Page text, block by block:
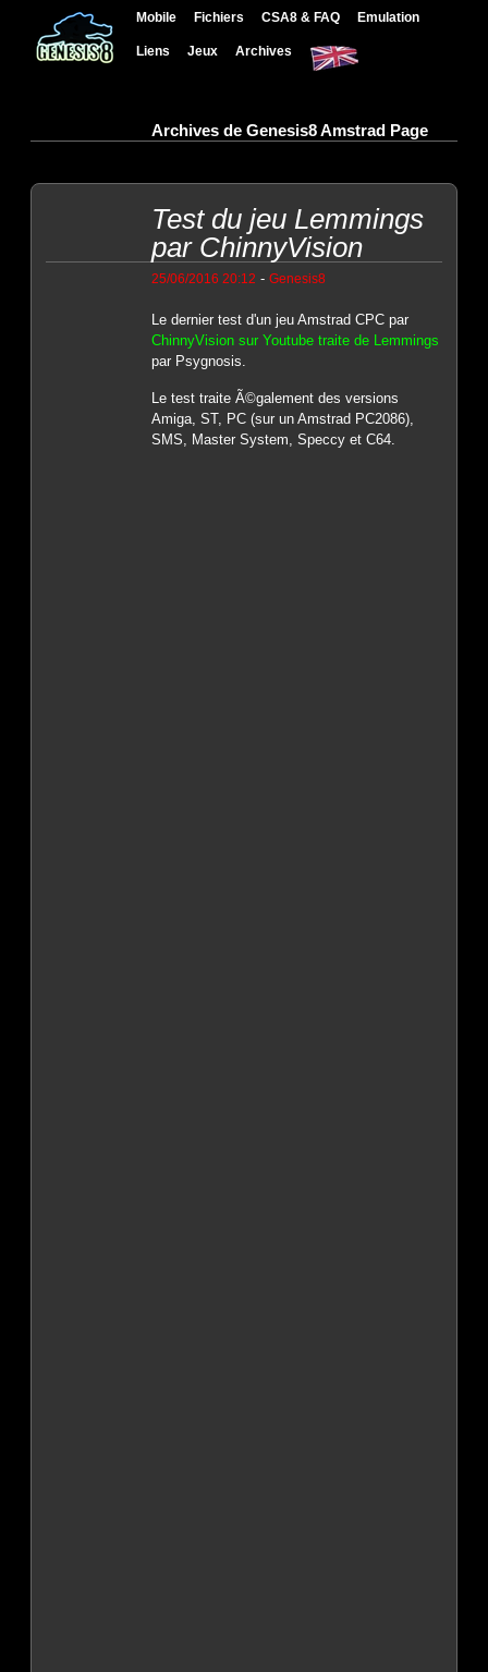
Mobile Fichiers CSA8 & FAQ Emulation
Liens Jeux Archives
Archives de Genesis8 Amstrad Page
Test du jeu Lemmings
par ChinnyVision
25/06/2016 20:12 - Genesis8
Le dernier test d'un jeu Amstrad CPC par
ChinnyVision sur Youtube traite de Lemmings
par Psygnosis.
Le test traite Ã©galement des versions
Amiga, ST, PC (sur un Amstrad PC2086),
SMS, Master System, Speccy et C64.